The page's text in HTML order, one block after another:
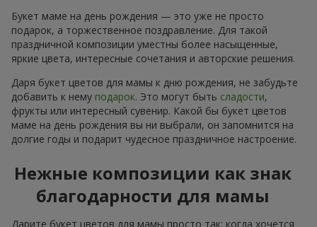
Букет маме на день рождения — это уже не просто
подарок, а торжественное поздравление. Для такой
праздничной композиции уместны более насыщенные,
яркие цвета, интересные сочетания и авторские решения.
Даря букет цветов для мамы к дню рождения, не забудьте
добавить к нему подарок. Это могут быть сладости,
фрукты или интересный сувенир. Какой бы букет цветов
маме на день рождения вы ни выбрали, он запомнится на
долгие годы и подарит чудесное праздничное настроение.
Нежные композиции как знак
благодарности для мамы
Дарите букет цветов для мамы просто так: когда хочется